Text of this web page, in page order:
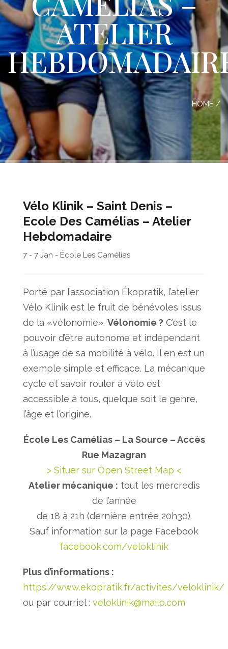
ATELIER
HOME /
Vélo Klinik – Saint Denis –
Ecole Des Camélias – Atelier
Hebdomadaire
7 - 7 Jan - École Les Camélias
Porté par l’association Ékopratik, l’atelier
Vélo Klinik est le fruit de bénévoles issus
de la «vélonomie». Vélonomie ? C’est le
pouvoir d’être autonome et indépendant
à l’usage de sa mobilité à vélo. Il en est un
exemple simple et efficace. La mécanique
cycle et savoir rouler à vélo est
accessible à tous, quelque soit le genre,
l’âge et l’origine.
École Les Camélias – La Source – Accès
Rue Mazagran
> Situer sur Open Street Map <
Atelier mécanique : tout les mercredis
de l’année
de 18 à 21h (dernière entrée 20h30).
Sauf information sur la page Facebook
facebook.com/veloklinik
Plus d’informations :
https://www.ekopratik.fr/activites/veloklinik/
ou par courriel : veloklinik@mailo.com